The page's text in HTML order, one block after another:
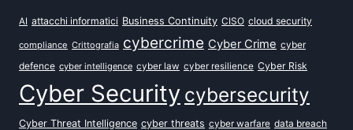
AI attacchi informatici Business Continuity CISO cloud security
compliance Crittografia cybercrime Cyber Crime cyber
defence cyber intelligence cyber law cyber resilience Cyber Risk
Cyber Security cybersecurity
Cyber Threat Intelligence cyber threats cyber warfare data breach